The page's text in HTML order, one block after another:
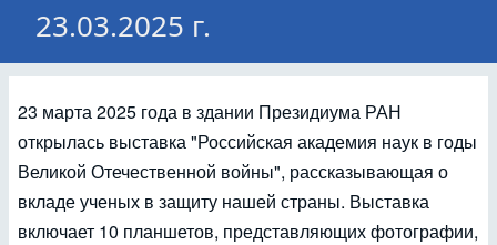
23.03.2025 г.
23 марта 2025 года в здании Президиума РАН
открылась выставка "Российская академия наук в годы
Великой Отечественной войны", рассказывающая о
вкладе ученых в защиту нашей страны. Выставка
включает 10 планшетов, представляющих фотографии,